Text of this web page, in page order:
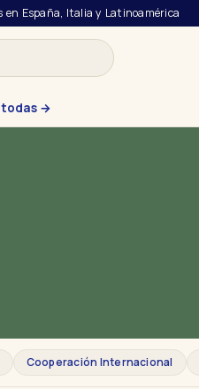
en España, Italia y Latinoamérica
todas →
Cooperación Internacional